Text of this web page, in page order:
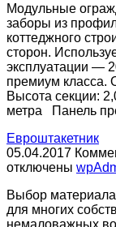
Модульные
заборы из
коттеджного
сторон.
эксплуатации —
премиум класса.
Высота секции:
метра Панель
Евроштакетник
05.04.2017
отключены
Выбор
для многих
немаловажных